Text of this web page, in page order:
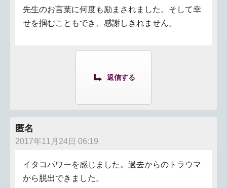
先生のお言葉に何度も励まされました。そして幸
せを掴むこともでき、感謝しきれません。
返信する
匿名
2017年11月24日 06:19
イタコパワーを感じました。過去からのトラウマ
から脱出できました。